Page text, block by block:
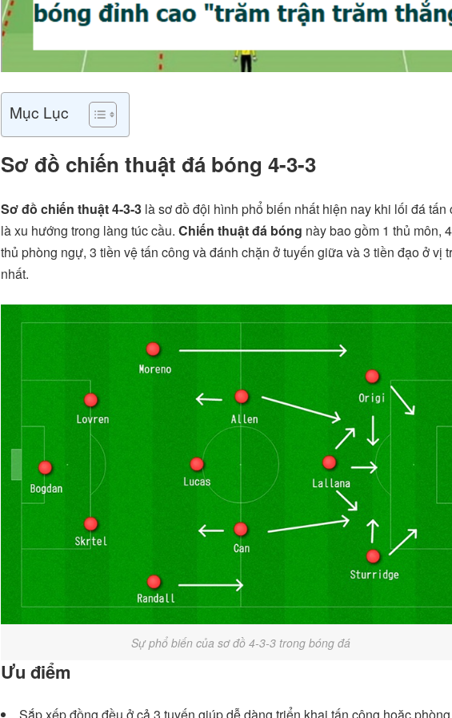
Mục Lục
Sơ đồ chiến thuật đá bóng 4-3-3
Sơ đồ chiến thuật 4-3-3 là sơ đồ đội hình phổ biến nhất hiện nay khi lối đá tấn
là xu hướng trong làng túc cầu. Chiến thuật đá bóng này bao gồm 1 thủ môn,
thủ phòng ngự, 3 tiền vệ tấn công và đánh chặn ở tuyến giữa và 3 tiền đạo ở vị
nhất.
Sự phổ biến của sơ đồ 4-3-3 trong bóng đá
Ưu điểm
Sắp xếp đồng đều ở cả 3 tuyến giúp dễ dàng triển khai tấn công hoặc